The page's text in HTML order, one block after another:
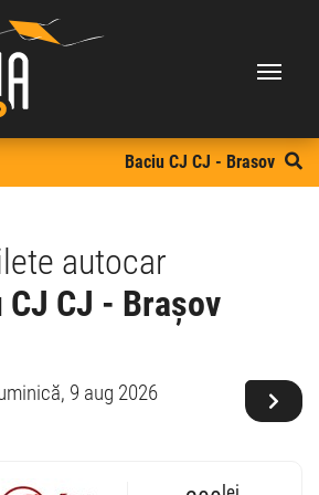
Baciu CJ CJ - Brasov
autocar
CJ CJ - Brașov
9 aug 2026